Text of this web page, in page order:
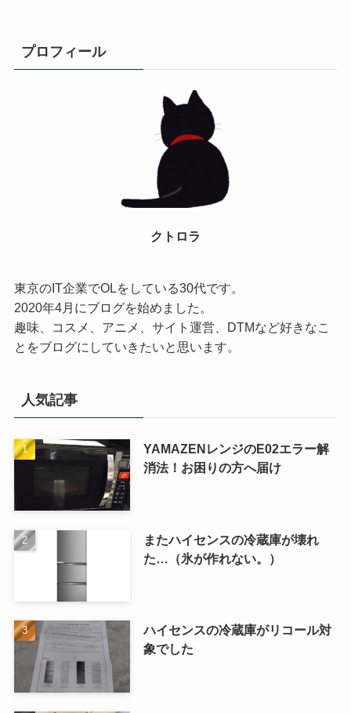
プロフィール
クトロラ
東京のIT企業でOLをしている30代です。
2020年4月にブログを始めました。
趣味、コスメ、アニメ、サイト運営、DTMなど好きなこ
とをブログにしていきたいと思います。
人気記事
YAMAZENレンジのE02エラー解
消法！お困りの方へ届け
またハイセンスの冷蔵庫が壊れ
た…（氷が作れない。）
ハイセンスの冷蔵庫がリコール対
象でした